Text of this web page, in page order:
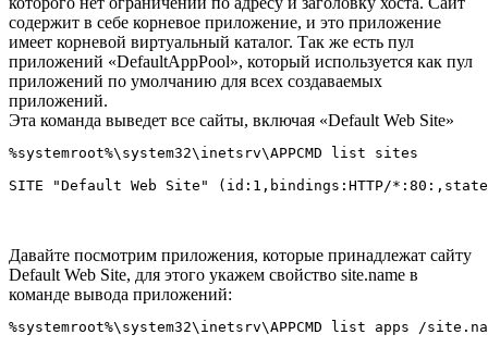
содержит в себе корневое приложение, и это приложение
имеет корневой виртуальный каталог. Так же есть пул
приложений «DefaultAppPool», который используется как пул
приложений по умолчанию для всех создаваемых
приложений.
Эта команда выведет все сайты, включая «Default Web Site»
%systemroot%\system32\inetsrv\APPCMD list sites
Давайте посмотрим приложения, которые принадлежат сайту
Default Web Site, для этого укажем свойство site.name в
команде вывода приложений:
%systemroot%\system32\inetsrv\APPCMD list apps /